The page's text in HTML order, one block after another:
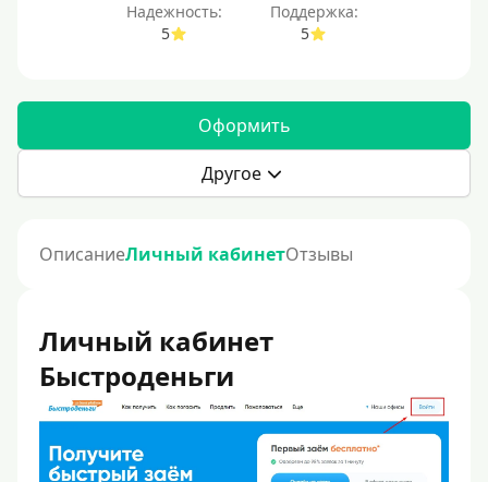
Надежность:
5
Поддержка:
5
Оформить
Другое
ОписаниеЛичный кабинетОтзывы
Личный кабинет
Быстроденьги